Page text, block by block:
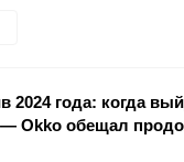
2024 года: когда
— Okko обещал